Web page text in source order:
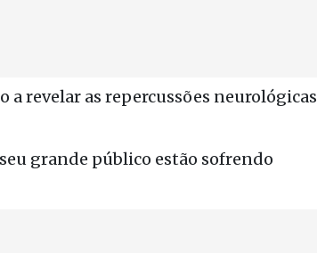
a revelar as repercussões neurológicas
grande público estão sofrendo